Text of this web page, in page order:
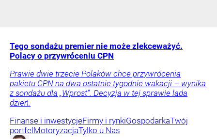
Tego sondażu premier nie może zlekceważyć.
Polacy o przywróceniu CPN
Prawie dwie trzecie Polaków chce przywrócenia
pakietu CPN na dwa ostatnie tygodnie wakacji – wynika
z sondażu dla „Wprost”. Decyzja w tej sprawie lada
dzień.
Finanse i inwestycjeFirmy i rynkiGospodarkaTwój
portfel MotoryzacjaTylko u Nas